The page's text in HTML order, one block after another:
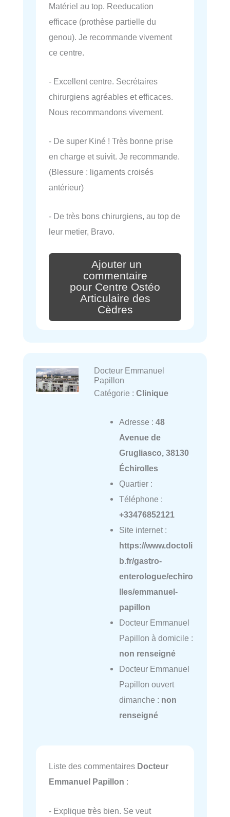
Matériel au top. Reeducation
efficace (prothèse partielle du
genou). Je recommande vivement
ce centre.
- Excellent centre. Secrétaires
chirurgiens agréables et efficaces.
Nous recommandons vivement.
- De super Kiné ! Très bonne prise
en charge et suivit. Je recommande.
(Blessure : ligaments croisés
antérieur)
- De très bons chirurgiens, au top de
leur metier, Bravo.
Ajouter un
commentaire
pour Centre Ostéo
Articulaire des
Cèdres
Docteur Emmanuel
Papillon
Catégorie : Clinique
Adresse : 48
Avenue de
Grugliasco, 38130
Échirolles
Quartier :
Téléphone :
+33476852121
Site internet :
https://www.doctoli
b.fr/gastro-
enterologue/echiro
lles/emmanuel-
papillon
Docteur Emmanuel
Papillon à domicile :
non renseigné
Docteur Emmanuel
Papillon ouvert
dimanche : non
renseigné
Liste des commentaires Docteur
Emmanuel Papillon :
- Explique très bien. Se veut